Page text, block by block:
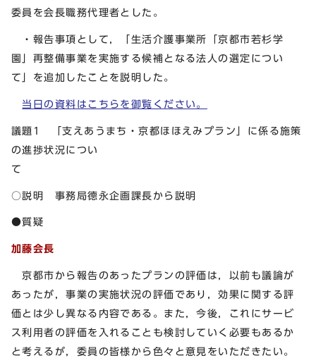
委員を会長職務代理者とした。
・報告事項として，「生活介護事業所「京都市若杉学
園」再整備事業を実施する候補となる法人の選定につい
て」を追加したことを説明した。
当日の資料はこちらを御覧ください。
議題1 「支えあうまち・京都ほほえみプラン」に係る施策
の進捗状況につい
○説明 事務局德永企画課長から説明
●質疑
加藤会長
京都市から報告のあったプランの評価は，以前も議論が
あったが，事業の実施状況の評価であり，効果に関する評
価とは少し異なる内容である。また，今後，これにサービ
ス利用者の評価を入れることも検討していく必要もあるか
と考えるが，委員の皆様から色々と意見をいただきたい。